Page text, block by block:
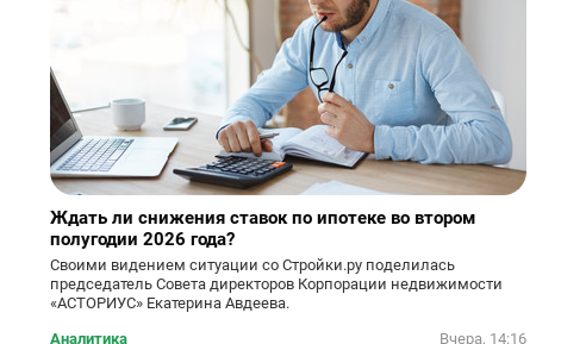
Ждать ли снижения ставок по ипотеке во втором
полугодии 2026 года?
Своими видением ситуации со Стройки.ру поделилась
председатель Совета директоров Корпорации недвижимости
«АСТОРИУС» Екатерина Авдеева.
Аналитика
Вчера, 14:16